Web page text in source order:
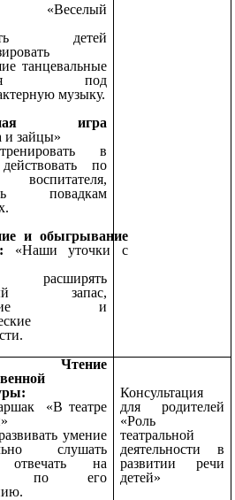
«Веселый
детей
танцевальные
под
музыку.
игра
и зайцы»
в
по
воспитателя,
повадкам
и обыгрывание
: «Наши уточки с
расширять
запас,
и
Чтение
«В театре
умение
слушать
отвечать на
по его
Консультация
для родителей
«Роль
театральной
деятельности в
развитии речи
детей»